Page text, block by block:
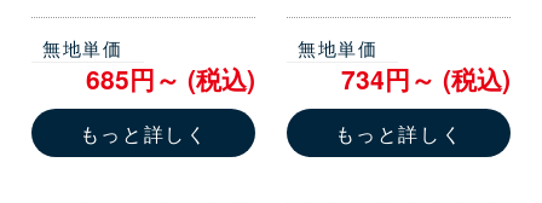
無地単価
685円～ (税込)
もっと詳しく
無地単価
734円～ (税込)
もっと詳しく